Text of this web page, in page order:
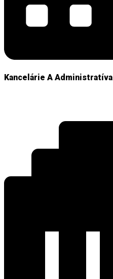
Kancelárie A Administratíva